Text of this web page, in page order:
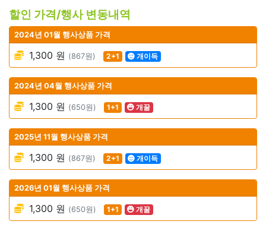
할인 가격/행사 변동내역
2024년 01월 행사상품 가격
1,300 원 (867원) 2+1 개이득
2024년 04월 행사상품 가격
1,300 원 (650원) 1+1 개꿀
2025년 11월 행사상품 가격
1,300 원 (867원) 2+1 개이득
2026년 01월 행사상품 가격
1,300 원 (650원) 1+1 개꿀